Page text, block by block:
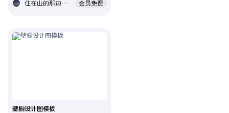
住在山的那边海的那边🧝‍
会员免费
壁橱设计图模板